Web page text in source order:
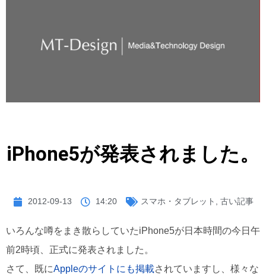
iPhone5が発表されました。
2012-09-13 14:20 スマホ・タブレット 古い記事
いろんな噂をまき散らしていたiPhone5が日本時間の今日午
前2時頃、正式に発表されました。
さて、既にAppleのサイトにも掲載されていますし、様々な